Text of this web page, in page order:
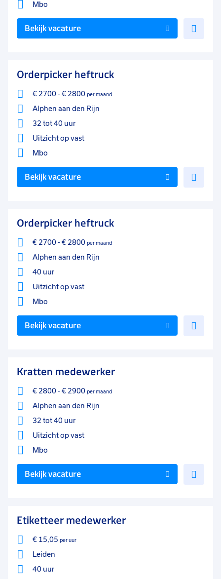
Mbo
Bekijk vacature
Orderpicker heftruck
€ 2700- € 2800 per maand
Alphen aan den Rijn
32 tot 40 uur
Uitzicht op vast
Mbo
Bekijk vacature
Orderpicker heftruck
€ 2700- € 2800 per maand
Alphen aan den Rijn
40 uur
Uitzicht op vast
Mbo
Bekijk vacature
Kratten medewerker
€ 2800- € 2900 per maand
Alphen aan den Rijn
32 tot 40 uur
Uitzicht op vast
Mbo
Bekijk vacature
Etiketteer medewerker
€ 15,05 per uur
Leiden
40 uur